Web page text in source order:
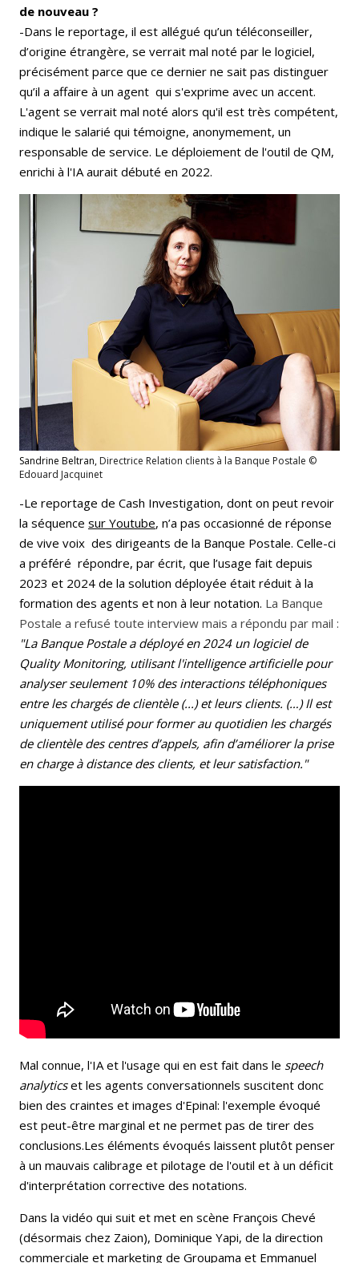
de nouveau ?
-Dans le reportage, il est allégué qu’un téléconseiller,
d’origine étrangère, se verrait mal noté par le logiciel,
précisément parce que ce dernier ne sait pas distinguer
qu’il a affaire à un agent qui s'exprime avec un accent.
L'agent se verrait mal noté alors qu'il est très compétent,
indique le salarié qui témoigne, anonymement, un
responsable de service. Le déploiement de l'outil de QM,
enrichi à l'IA aurait débuté en 2022.
Sandrine Beltran, Directrice Relation clients à la Banque Postale ©
Edouard Jacquinet
-Le reportage de Cash Investigation, dont on peut revoir
la séquence sur Youtube, n’a pas occasionné de réponse
de vive voix des dirigeants de la Banque Postale. Celle-ci
a préféré répondre, par écrit, que l’usage fait depuis
2023 et 2024 de la solution déployée était réduit à la
formation des agents et non à leur notation. La Banque
Postale a refusé toute interview mais a répondu par mail :
"La Banque Postale a déployé en 2024 un logiciel de
Quality Monitoring, utilisant l'intelligence artificielle pour
analyser seulement 10% des interactions téléphoniques
entre les chargés de clientèle (...) et leurs clients. (…) Il est
uniquement utilisé pour former au quotidien les chargés
de clientèle des centres d’appels, afin d’améliorer la prise
en charge à distance des clients, et leur satisfaction."
Mal connue, l'IA et l'usage qui en est fait dans le speech
analyticset les agents conversationnels suscitent donc
bien des craintes et images d'Epinal: l'exemple évoqué
est peut-être marginal et ne permet pas de tirer des
conclusions.Les éléments évoqués laissent plutôt penser
à un mauvais calibrage et pilotage de l'outil et à un déficit
d'interprétation corrective des notations.
Dans la vidéo qui suit et met en scène François Chevé
(désormais chez Zaion), Dominique Yapi, de la direction
commerciale et marketing de Groupama et Emmanuel